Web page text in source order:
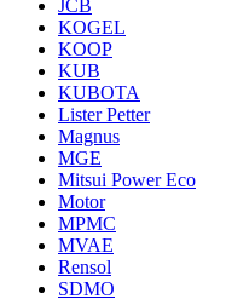
JCB
KOGEL
KOOP
KUB
KUBOTA
Lister Petter
Magnus
MGE
Mitsui Power Eco
Motor
MPMC
MVAE
Rensol
SDMO